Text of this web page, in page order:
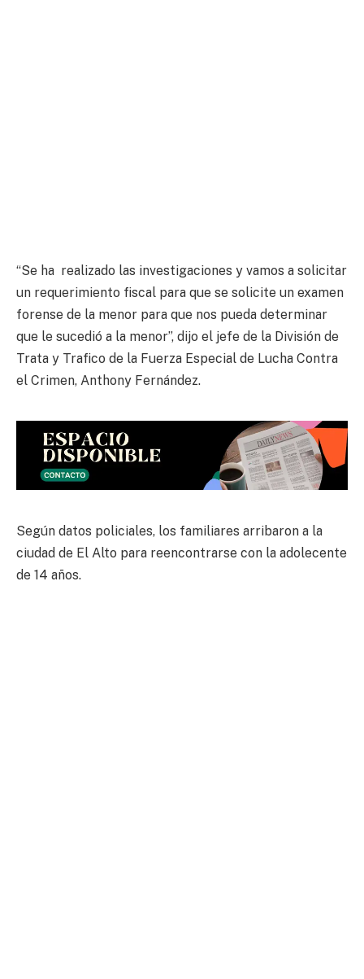
“Se ha realizado las investigaciones y vamos a solicitar
un requerimiento fiscal para que se solicite un examen
forense de la menor para que nos pueda determinar
que le sucedió a la menor”, dijo el jefe de la División de
Trata y Trafico de la Fuerza Especial de Lucha Contra
el Crimen, Anthony Fernández.
Según datos policiales, los familiares arribaron a la
ciudad de El Alto para reencontrarse con la adolecente
de 14 años.